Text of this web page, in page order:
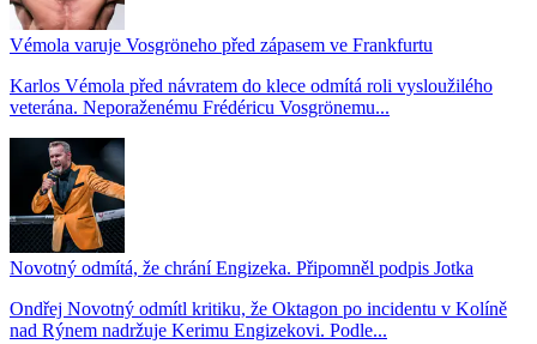
Vémola varuje Vosgröneho před zápasem ve Frankfurtu
Karlos Vémola před návratem do klece odmítá roli vysloužilého
veterána. Neporaženému Frédéricu Vosgrönemu...
Novotný odmítá, že chrání Engizeka. Připomněl podpis Jotka
Ondřej Novotný odmítl kritiku, že Oktagon po incidentu v Kolíně
nad Rýnem nadržuje Kerimu Engizekovi. Podle...